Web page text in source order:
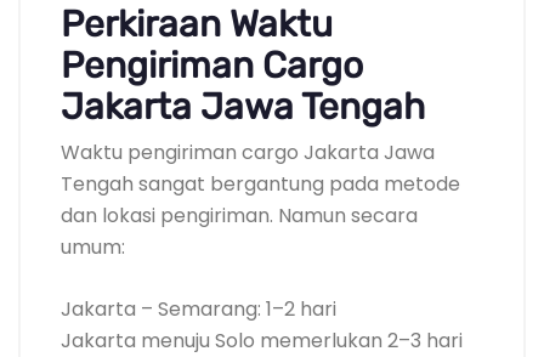
Perkiraan Waktu
Pengiriman Cargo
Jakarta Jawa Tengah
Waktu pengiriman cargo Jakarta Jawa
Tengah sangat bergantung pada metode
dan lokasi pengiriman. Namun secara
umum:
Jakarta – Semarang: 1–2 hari
Jakarta menuju Solo memerlukan 2–3 hari